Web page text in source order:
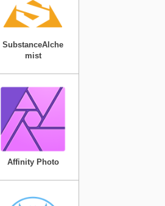
SubstanceAlche
mist
Affinity Photo